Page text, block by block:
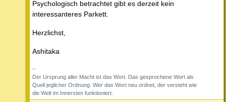
Psychologisch betrachtet gibt es derzeit kein
interessanteres Parkett.
Herzlichst,
Ashitaka
--
Der Ursprung aller Macht ist das Wort. Das gesprochene Wort als
Quell jeglicher Ordnung. Wer das Wort neu ordnet, der versteht wie
die Welt im Innersten funktioniert.